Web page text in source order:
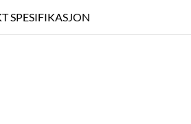
SPESIFIKASJON